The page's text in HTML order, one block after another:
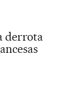
derrota